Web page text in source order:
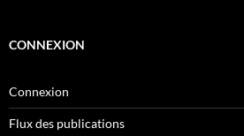
CONNEXION
Connexion
Flux des publications